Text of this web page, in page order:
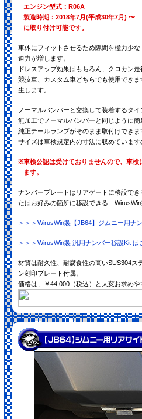
エンジン型式：R06A
製造時期：2018年7月(平成30年7月) 〜
に取り付け可能です。
車体にフィットさせるため隙間を極力少
迫力が増します。
ドレスアップ効果はもちろん、クロカン
競技車、カスタム車どちらでも使用でき
生します。
ノーマルバンパーと交換して装着するタ
無加工でノーマルバンパーと同じように
純正テールランプがそのまま取付けできま
サイズは車検規定内の寸法に収めていま
※車検公認は受けておりませんので、車
ます。
ナンバープレートはリアゲートに移設で
たはお好みの箇所に移設できる「
＞＞＞WirusWin製【JB64】ジムニー用ナ
＞＞＞WirusWin製 汎用ナンバー移設Kit は
材質は耐久性、耐腐食性の高いSUS304
ン刻印プレート付属。
価格は、￥44,000（税込）と大変お求め